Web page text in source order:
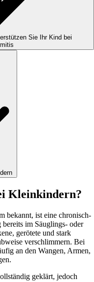
Sie Ihr Kind bei
Kleinkindern?
bekannt, ist eine chronisch-
im Säuglings- oder
gerötete und stark
verschlimmern. Bei
an den Wangen, Armen,
geklärt, jedoch